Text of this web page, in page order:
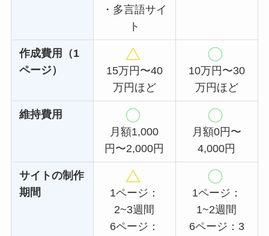
・多言語サイ
ト
作成費用（1
ページ）
15万円〜40
万円ほど
10万円〜30
万円ほど
維持費用
月額1,000
円〜2,000円
月額0円〜
4,000円
サイトの制作
期間
1ページ：
2~3週間
6ページ：
1ページ：
1~2週間
6ページ：3